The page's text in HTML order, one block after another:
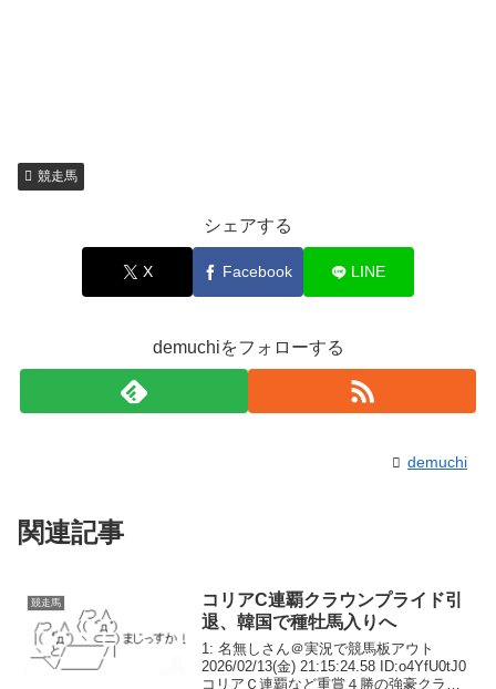
競走馬
シェアする
X Facebook LINE
demuchiをフォローする
demuchi
関連記事
競走馬
コリアC連覇クラウンプライド引
退、韓国で種牡馬入りへ
1: 名無しさん＠実況で競馬板アウト
2026/02/13(金) 21:15:24.58 ID:o4YfU0tJ0
コリアＣ連覇など重賞４勝の強豪クラウ